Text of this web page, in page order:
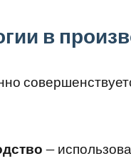
в
—